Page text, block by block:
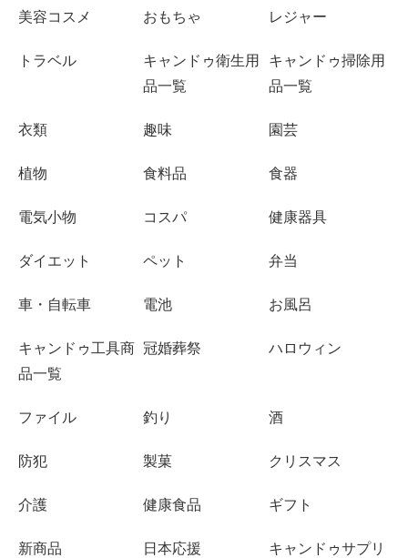
美容コスメ おもちゃ レジャー
トラベル
キャンドゥ衛生用
品一覧
キャンドゥ掃除用
品一覧
衣類 趣味 園芸
植物 食料品 食器
電気小物 コスパ 健康器具
ダイエット ペット 弁当
車・自転車 電池 お風呂
キャンドゥ工具商
品一覧
冠婚葬祭 ハロウィン
ファイル 釣り 酒
防犯 製菓 クリスマス
介護 健康食品 ギフト
新商品 日本応援
キャンドゥサプリ